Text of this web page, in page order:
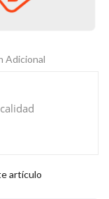
Adicional
artículo